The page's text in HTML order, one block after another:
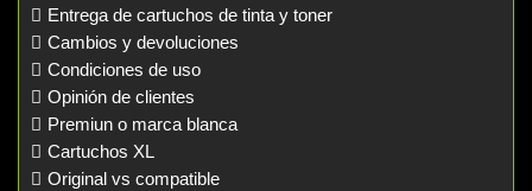
Entrega de cartuchos de tinta y toner
Cambios y devoluciones
Condiciones de uso
Opinión de clientes
Premiun o marca blanca
Cartuchos XL
Original vs compatible